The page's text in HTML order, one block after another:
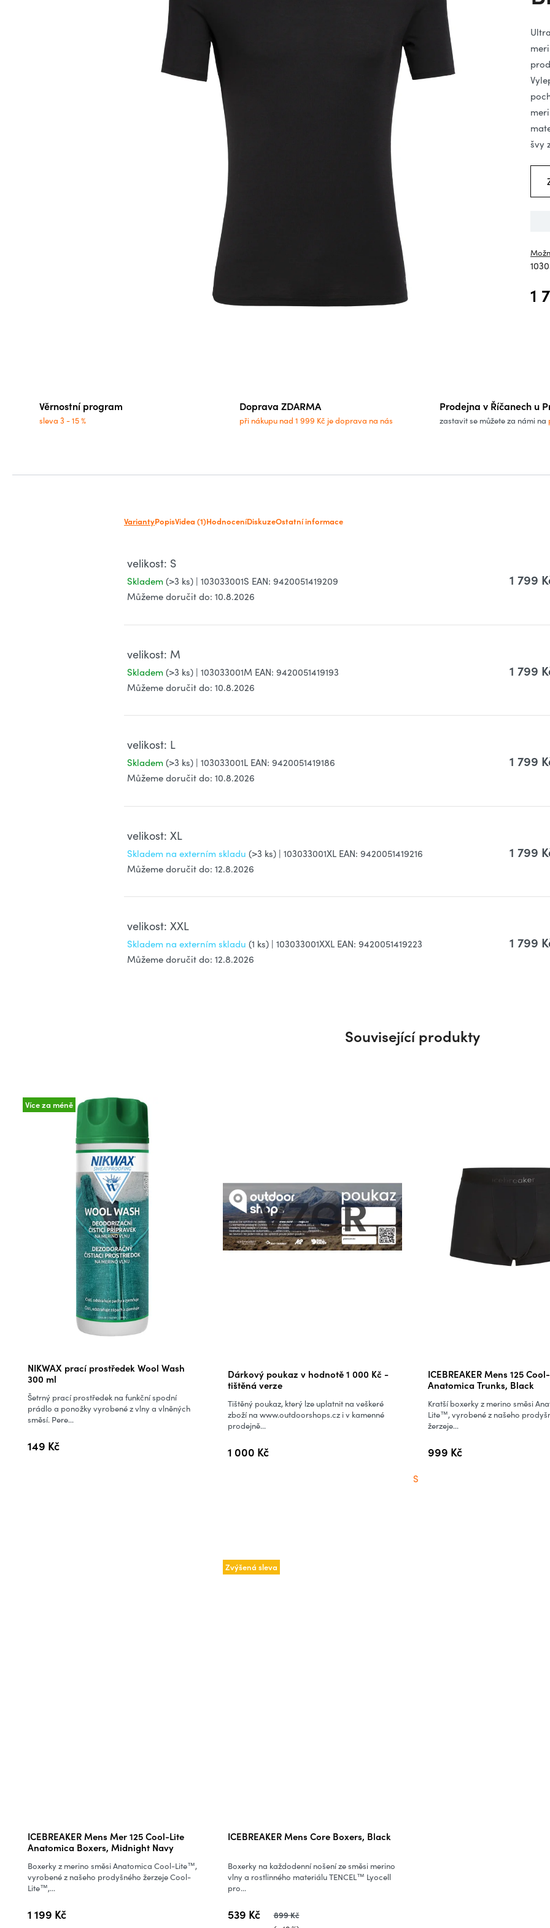
švy
1
Věrnostní program
sleva 3 - 15 %
Doprava ZDARMA
při nákupu nad 1 999 Kč je doprava na nás
Prodejna v Říčanech u
zastavit se můžete za námi na
VariantyPopisVidea (1)HodnoceníDiskuzeOstatní informace
velikost: S
Skladem (>3 ks) | 103033001S EAN: 9420051419209
Můžeme doručit do: 10.8.2026
1 799
velikost: M
Skladem (>3 ks) | 103033001M EAN: 9420051419193
Můžeme doručit do: 10.8.2026
1 799
velikost: L
Skladem (>3 ks) | 103033001L EAN: 9420051419186
Můžeme doručit do: 10.8.2026
1 799
velikost: XL
Skladem na externím skladu (>3 ks) | 103033001XL EAN: 9420051419216
Můžeme doručit do: 12.8.2026
1 799
velikost: XXL
Skladem na externím skladu (1 ks) | 103033001XXL EAN: 9420051419223
Můžeme doručit do: 12.8.2026
1 799
Související produkty
Více za méně
NIKWAX prací prostředek Wool Wash
300 ml
hodnocení
produktu
je
5,0
5
149 Kč
Šetrný prací prostředek na funkční spodní
prádlo a ponožky vyrobené z vlny a vlněných
směsí. Pere...
Dárkový poukaz v hodnotě 1 000 Kč -
tištěná verze
1 000 Kč
Tištěný poukaz, který lze uplatnit na veškeré
zboží na www.outdoorshops.cz i v kamenné
prodejně...
ICEBREAKER Mens 125
Anatomica Trunks, Black
999 Kč
Kratší boxerky z merino směsi
Lite™, vyrobené z našeho
žerzeje...
S
ICEBREAKER Mens Mer 125 Cool-Lite
Anatomica Boxers, Midnight Navy
1 199 Kč
Boxerky z merino směsi Anatomica Cool-Lite™,
vyrobené z našeho prodyšného žerzeje Cool-
Lite™,...
Zvýšená sleva
ICEBREAKER Mens Core Boxers, Black
539 Kč 899 Kč
Boxerky na každodenní nošení ze směsi merino
vlny a rostlinného materiálu TENCEL™ Lyocell
pro...